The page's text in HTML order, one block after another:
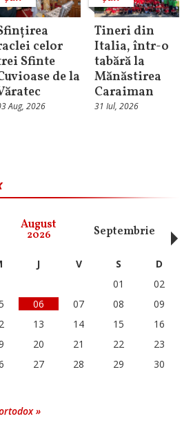
celor
Sfinte
de la
Aug, 2026
Tineri din
Italia, într-o
tabără la
Mănăstirea
Caraiman
31 Iul, 2026
August
2026 Septembrie
J V S
D
01
02
06 07 08
09
13 14 15
16
20 21 22
23
27 28 29
30
»